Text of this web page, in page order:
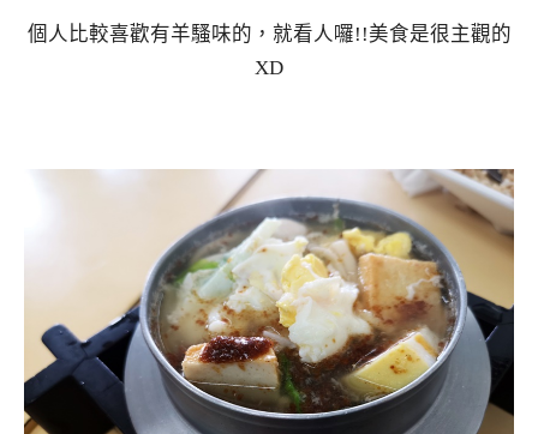
個人比較喜歡有羊騷味的，就看人囉!!美食是很主觀的
XD